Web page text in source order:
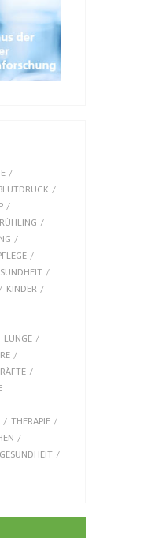
KINDER
LUNGE
THERAPIE